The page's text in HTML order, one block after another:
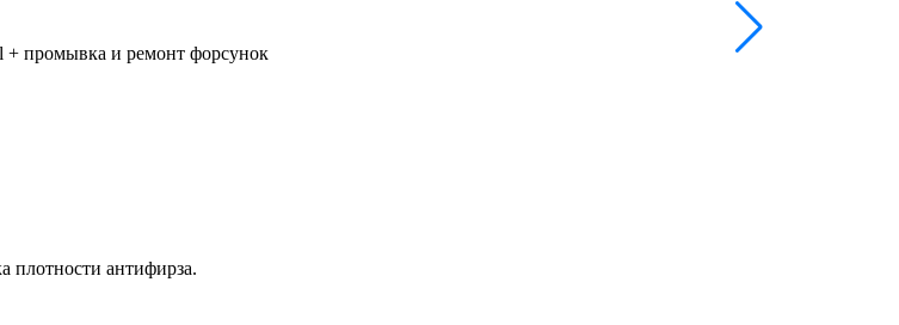
+ промывка и ремонт форсунок
плотности антифирза.